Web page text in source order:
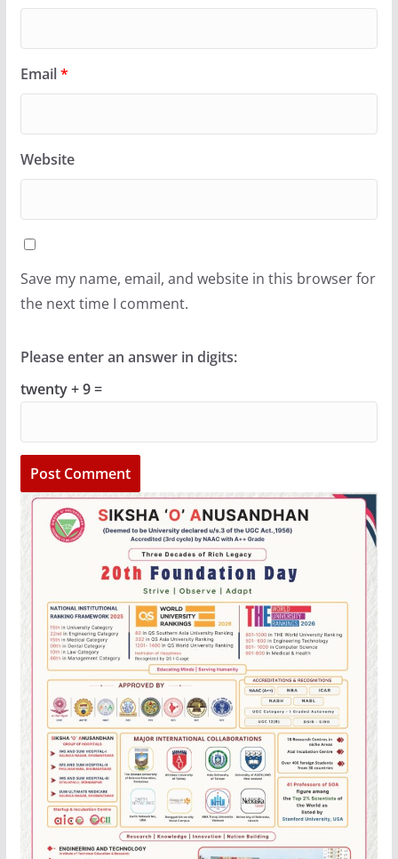
Email*
Website
Save my name, email, and website in this browser for
the next time I comment.
Please enter an answer in digits:
twenty + 9 =